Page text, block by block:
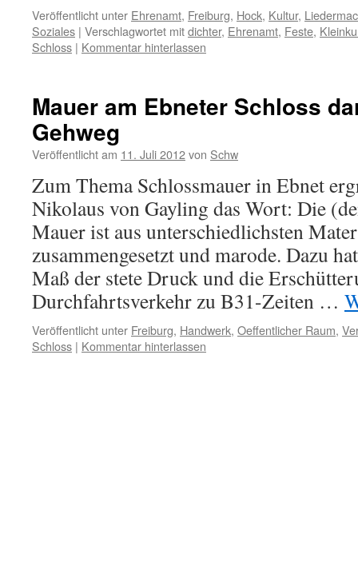
Veröffentlicht unter Ehrenamt, Freiburg, Hock, Kultur,
Soziales | Verschlagwortet mitdichter, Ehrenamt, Feste,
Schloss | Kommentar hinterlassen
Mauer am Ebneter Schloss
Gehweg
Veröffentlicht am 11. Juli 2012von Schw
Zum Thema Schlossmauer in Ebnet
Nikolaus von Gayling das Wort: Die
Mauer ist aus unterschiedlichsten
zusammengesetzt und marode. Dazu
Maß der stete Druck und die
Durchfahrtsverkehr zu B31-Zeiten …
Veröffentlicht unter Freiburg, Handwerk, Oeffentlicher Raum,
Schloss | Kommentar hinterlassen